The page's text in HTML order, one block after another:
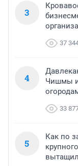
3
37
4
Чишмы
33
5
Как по